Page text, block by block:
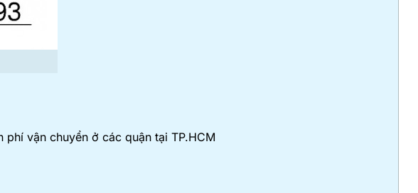
vận chuyển ở các quận tại TP.HCM